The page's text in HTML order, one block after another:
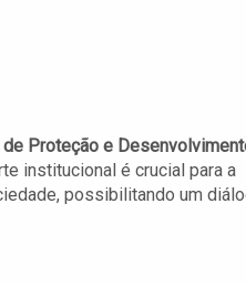
Proteção e
institucional é crucial para a
possibilitando um